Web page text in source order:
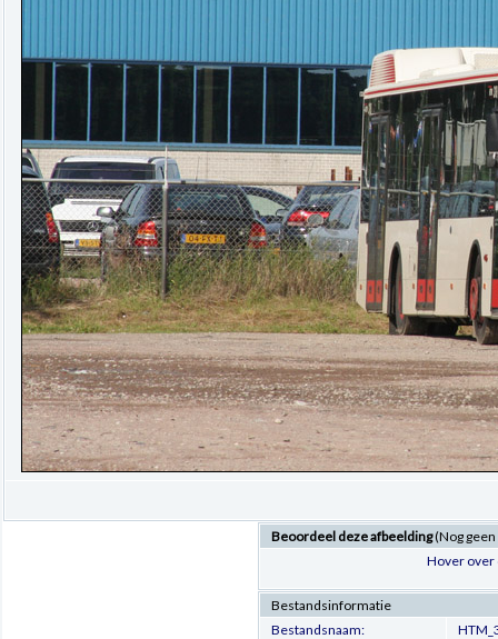
Beoordeel deze afbeelding(Nog
Hover over
Bestandsinformatie
Bestandsnaam: